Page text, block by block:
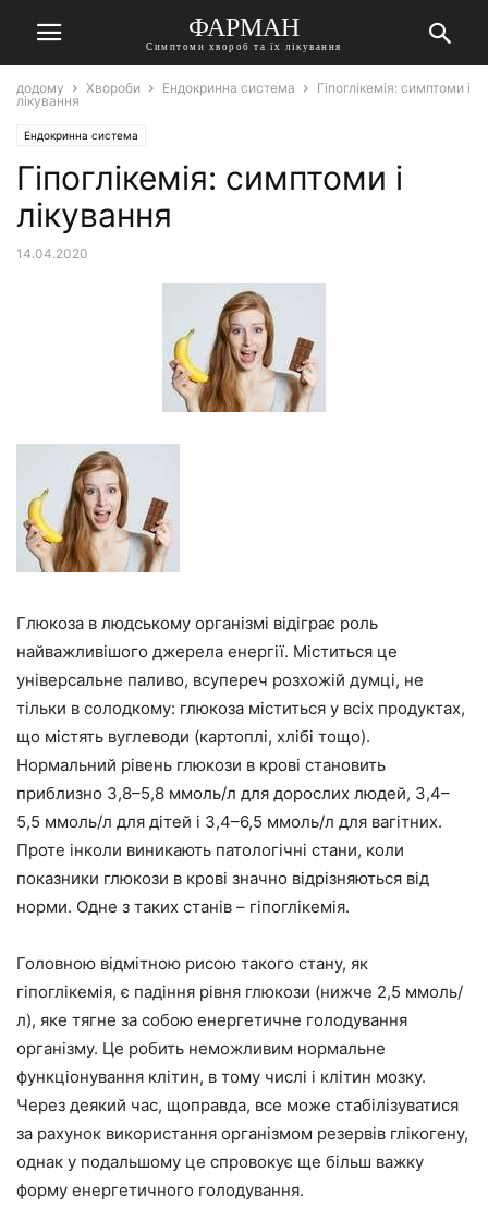
ФАРМАН
Симптоми хвороб та їх лікування
додому Хвороби Ендокринна система
Гіпоглікемія: симптоми і
лікування
Ендокринна система
Гіпоглікемія: симптоми і
лікування
14.04.2020
Глюкоза в людському організмі відіграє роль
найважливішого джерела енергії. Міститься це
універсальне паливо, всупереч розхожій думці, не
тільки в солодкому: глюкоза міститься у всіх продуктах,
що містять вуглеводи (картоплі, хлібі тощо).
Нормальний рівень глюкози в крові становить
приблизно 3,8–5,8 ммоль/л для дорослих людей, 3,4–
5,5 ммоль/л для дітей і 3,4–6,5 ммоль/л для вагітних.
Проте інколи виникають патологічні стани, коли
показники глюкози в крові значно відрізняються від
норми. Одне з таких станів – гіпоглікемія.
Головною відмітною рисою такого стану, як
гіпоглікемія, є падіння рівня глюкози (нижче 2,5 ммоль/
л), яке тягне за собою енергетичне голодування
організму. Це робить неможливим нормальне
функціонування клітин, в тому числі і клітин мозку.
Через деякий час, щоправда, все може стабілізуватися
за рахунок використання організмом резервів глікогену,
однак у подальшому це спровокує ще більш важку
форму енергетичного голодування.